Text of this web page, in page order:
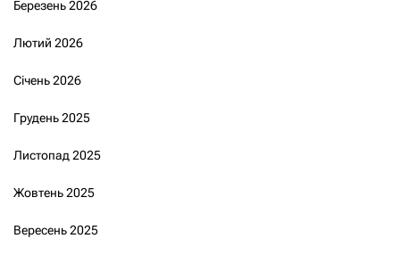
Березень 2026
Лютий 2026
Січень 2026
Грудень 2025
Листопад 2025
Жовтень 2025
Вересень 2025